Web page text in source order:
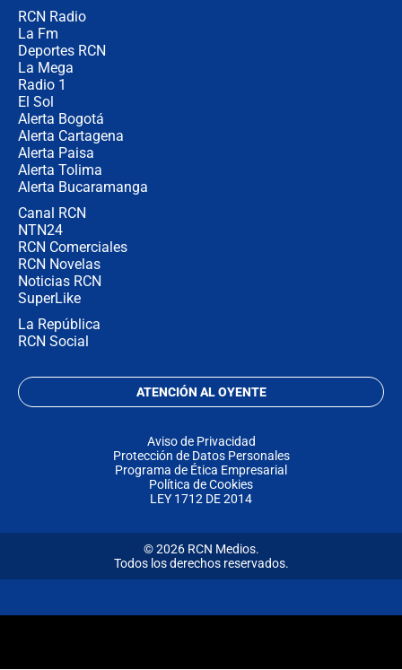
RCN Radio
La Fm
Deportes RCN
La Mega
Radio 1
El Sol
Alerta Bogotá
Alerta Cartagena
Alerta Paisa
Alerta Tolima
Alerta Bucaramanga
Canal RCN
NTN24
RCN Comerciales
RCN Novelas
Noticias RCN
SuperLike
La República
RCN Social
ATENCIÓN AL OYENTE
Aviso de Privacidad
Protección de Datos Personales
Programa de Ética Empresarial
Política de Cookies
LEY 1712 DE 2014
© 2026 RCN Medios.
Todos los derechos reservados.